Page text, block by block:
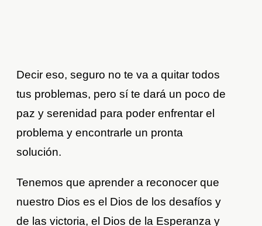
Decir eso, seguro no te va a quitar todos
tus problemas, pero sí te dará un poco de
paz y serenidad para poder enfrentar el
problema y encontrarle un pronta
solución.
Tenemos que aprender a reconocer que
nuestro Dios es el Dios de los desafíos y
de las victoria, el Dios de la Esperanza y